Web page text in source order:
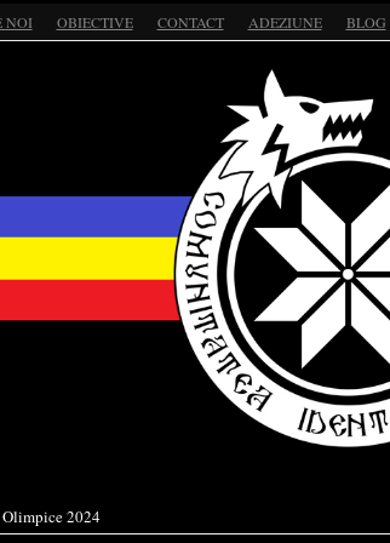
NOI OBIECTIVE CONTACT ADEZIUNE BLOG
2024